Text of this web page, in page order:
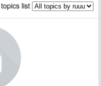
list